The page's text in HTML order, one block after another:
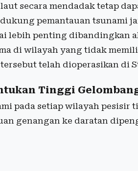
secara mendadak tetap
pemantauan tsunami
lebih penting dibandingkan
di wilayah yang tidak
telah dioperasikan di
Tinggi
pada setiap wilayah pesisir
genangan ke daratan